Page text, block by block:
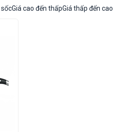
Giá cao đến thấpGiá thấp đến cao